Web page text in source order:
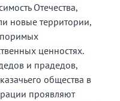
Отечества,
новые территории,
ценностях.
и прадедов,
общества в
проявляют